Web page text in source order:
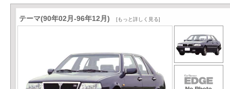
テーマ(90年02月-96年12月) [もっと詳しく見る]